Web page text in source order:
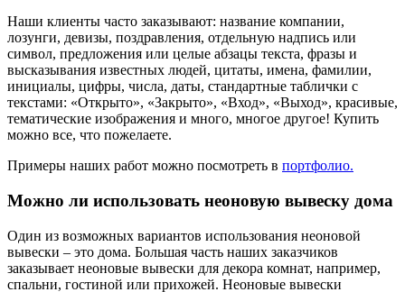
Наши клиенты часто заказывают: название компании,
лозунги, девизы, поздравления, отдельную надпись или
символ, предложения или целые абзацы текста, фразы и
высказывания известных людей, цитаты, имена, фамилии,
инициалы, цифры, числа, даты, стандартные таблички с
текстами: «Открыто», «Закрыто», «Вход», «Выход», красивые,
тематические изображения и много, многое другое! Купить
можно все, что пожелаете.
Примеры наших работ можно посмотреть в портфолио.
Можно ли использовать неоновую вывеску дома
Один из возможных вариантов использования неоновой
вывески – это дома. Большая часть наших заказчиков
заказывает неоновые вывески для декора комнат, например,
спальни, гостиной или прихожей. Неоновые вывески